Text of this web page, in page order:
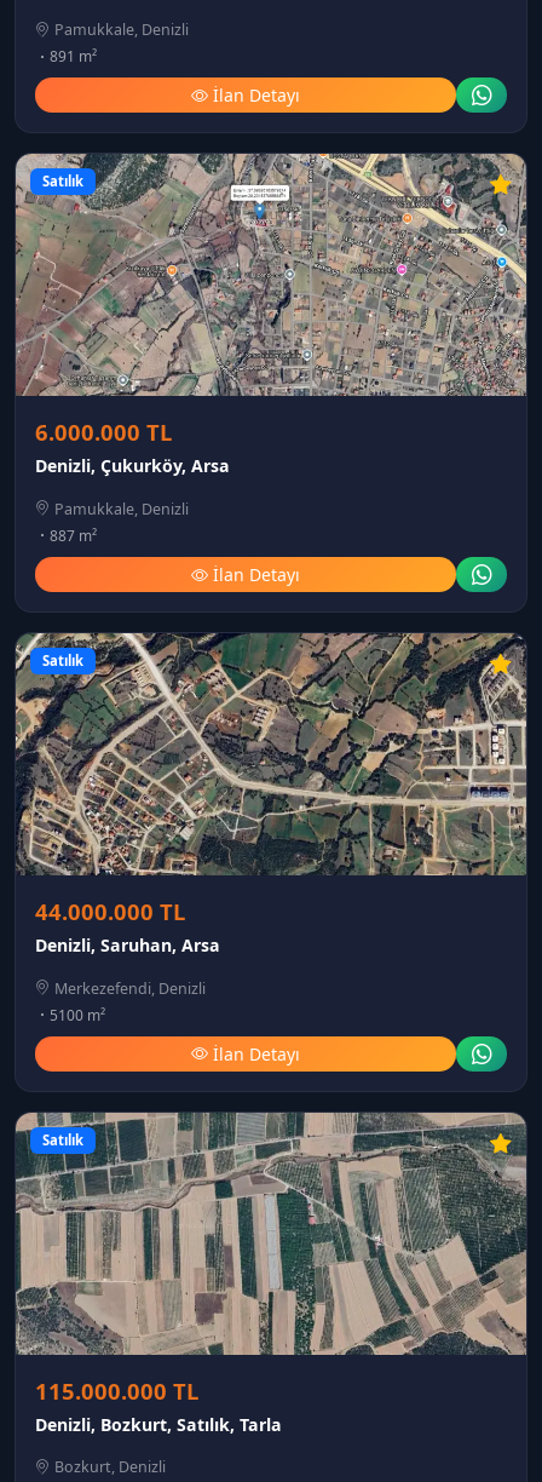
Pamukkale, Denizli
891 m²
İlan Detayı
Satılık
6.000.000 TL
Denizli, Çukurköy, Arsa
Pamukkale, Denizli
887 m²
İlan Detayı
Satılık
44.000.000 TL
Denizli, Saruhan, Arsa
Merkezefendi, Denizli
5100 m²
İlan Detayı
Satılık
115.000.000 TL
Denizli, Bozkurt, Satılık, Tarla
Bozkurt, Denizli